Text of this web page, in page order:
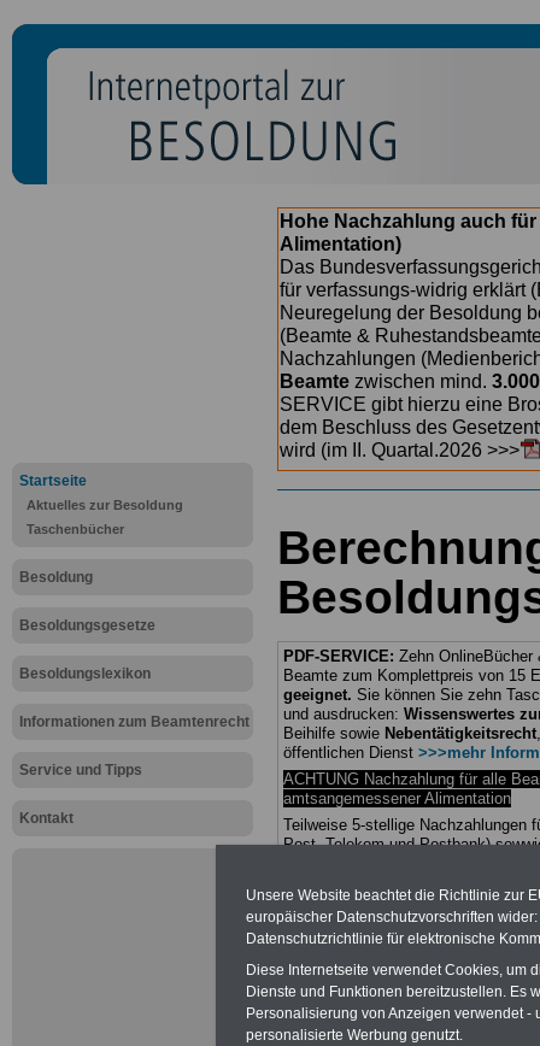
Startseite
Aktuelles zur Besoldung
Taschenbücher
Besoldung
Besoldungsgesetze
Besoldungslexikon
Informationen zum Beamtenrecht
Service und Tipps
Kontakt
Hohe Nachzahlung auch
Alimentation)
Das
für verfassungs-widrig erklärt
Neuregelung der Besoldung
(Beamte &
Nachzahlungen
Beamte zwischen mind.
SERVICE gibt hierzu eine
dem Beschluss des
wird (im II. Quartal.2026 >>>
PDF-SERVICE: Zehn
Beamte zum Komplettpreis von 15
geeignet. Sie können Sie zehn
und ausdrucken: Wissenswertes
Beihilfe sowie Nebentätigkeitsrecht
öffentlichen Dienst >>>mehr
ACHTUNG Nachzahlung für alle
amtsangemessener Alimentation
Teilweise 5-stellige Nachzahlungen
Post, Telekom und Postbank)
Hier die
abschließen!
Unsere Website beachtet die Richtlinie zur
europäischer Datenschutzvorschriften
Datenschutzrichtlinie für elektronische
Diese Internetseite verwendet Cookies, um
Dienste und Funktionen bereitzustellen. Es
Personalisierung von Anzeigen verwendet
personalisierte Werbung genutzt.